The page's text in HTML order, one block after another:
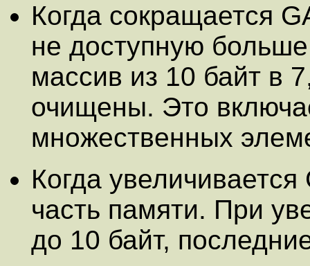
Когда сокращается
не доступную
массив из 10 байт в
очищены. Это
множественных
Когда
часть памяти. При
до 10 байт,